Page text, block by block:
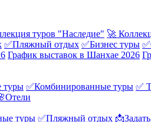
туров "Наследие" 🚀
✅Пляжный отдых ✅Бизнес туры
График выставок в Шанхае 2026
туры ✅Комбинированные туры ✅
туры ✅Пляжный отдых